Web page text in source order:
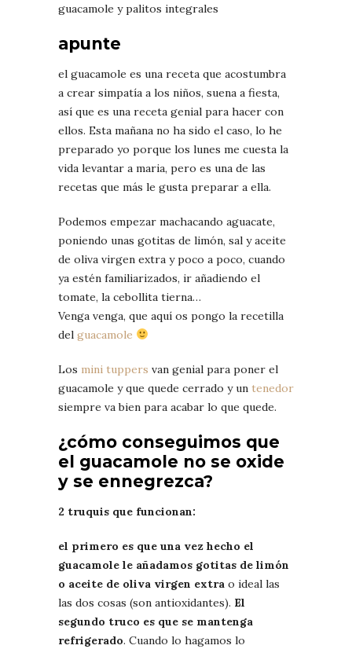
guacamole y palitos integrales
apunte
el guacamole es una receta que acostumbra
a crear simpatía a los niños, suena a fiesta,
así que es una receta genial para hacer con
ellos. Esta mañana no ha sido el caso, lo he
preparado yo porque los lunes me cuesta la
vida levantar a maria, pero es una de las
recetas que más le gusta preparar a ella.
Podemos empezar machacando aguacate,
poniendo unas gotitas de limón, sal y aceite
de oliva virgen extra y poco a poco, cuando
ya estén familiarizados, ir añadiendo el
tomate, la cebollita tierna…
Venga venga, que aquí os pongo la recetilla
del guacamole
Los mini tuppers van genial para poner el
guacamole y que quede cerrado y un tenedor
siempre va bien para acabar lo que quede.
¿cómo conseguimos que
el guacamole no se oxide
y se ennegrezca?
2 truquis que funcionan:
el primero es que una vez hecho el
guacamole le añadamos gotitas de limón
o aceite de oliva virgen extra o ideal las
las dos cosas (son antioxidantes). El
segundo truco es que se mantenga
refrigerado. Cuando lo hagamos lo